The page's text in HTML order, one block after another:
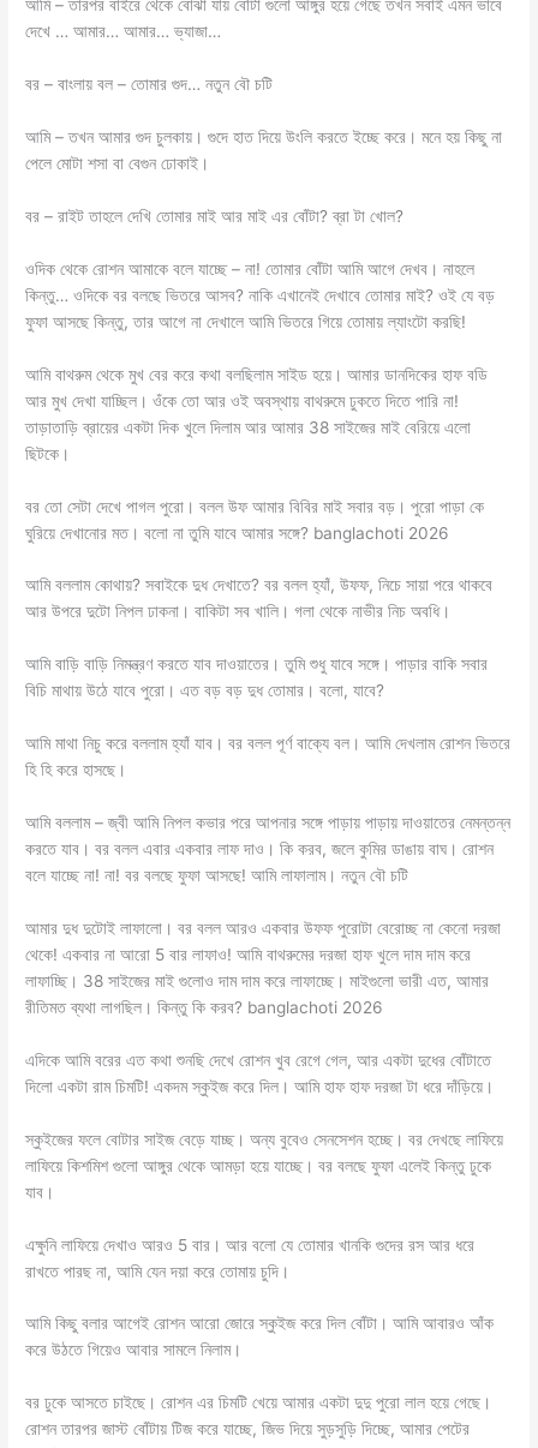
আমি – তারপর বাইরে থেকে বোঝা যায় বোঁটা গুলো আঙ্গুর হয়ে গেছে তখন সবাই এমন ভাবে
দেখে … আমার… আমার… ভ্যাজা…
বর – বাংলায় বল – তোমার গুদ… নতুন বৌ চটি
আমি – তখন আমার গুদ চুলকায়। গুদে হাত দিয়ে উংলি করতে ইচ্ছে করে। মনে হয় কিছু না
পেলে মোটা শসা বা বেগুন ঢোকাই।
বর – রাইট তাহলে দেখি তোমার মাই আর মাই এর বোঁটা? ব্রা টা খোল?
ওদিক থেকে রোশন আমাকে বলে যাচ্ছে – না! তোমার বোঁটা আমি আগে দেখব। নাহলে
কিন্তু… ওদিকে বর বলছে ভিতরে আসব? নাকি এখানেই দেখাবে তোমার মাই? ওই যে বড়
ফুফা আসছে কিন্তু, তার আগে না দেখালে আমি ভিতরে গিয়ে তোমায় ল্যাংটো করছি!
আমি বাথরুম থেকে মুখ বের করে কথা বলছিলাম সাইড হয়ে। আমার ডানদিকের হাফ বডি
আর মুখ দেখা যাচ্ছিল। ওঁকে তো আর ওই অবস্থায় বাথরুমে ঢুকতে দিতে পারি না!
তাড়াতাড়ি ব্রায়ের একটা দিক খুলে দিলাম আর আমার 38 সাইজের মাই বেরিয়ে এলো
ছিটকে।
বর তো সেটা দেখে পাগল পুরো। বলল উফ আমার বিবির মাই সবার বড়। পুরো পাড়া কে
ঘুরিয়ে দেখানোর মত। বলো না তুমি যাবে আমার সঙ্গে? banglachoti 2026
আমি বললাম কোথায়? সবাইকে দুধ দেখাতে? বর বলল হ্যাঁ, উফফ, নিচে সায়া পরে থাকবে
আর উপরে দুটো নিপল ঢাকনা। বাকিটা সব খালি। গলা থেকে নাভীর নিচ অবধি।
আমি বাড়ি বাড়ি নিমন্ত্রণ করতে যাব দাওয়াতের। তুমি শুধু যাবে সঙ্গে। পাড়ার বাকি সবার
বিচি মাথায় উঠে যাবে পুরো। এত বড় বড় দুধ তোমার। বলো, যাবে?
আমি মাথা নিচু করে বললাম হ্যাঁ যাব। বর বলল পূর্ণ বাক্যে বল। আমি দেখলাম রোশন ভিতরে
হি হি করে হাসছে।
আমি বললাম – জ্বী আমি নিপল কভার পরে আপনার সঙ্গে পাড়ায় পাড়ায় দাওয়াতের নেমন্তন্ন
করতে যাব। বর বলল এবার একবার লাফ দাও। কি করব, জলে কুমির ডাঙায় বাঘ। রোশন
বলে যাচ্ছে না! না! বর বলছে ফুফা আসছে! আমি লাফালাম। নতুন বৌ চটি
আমার দুধ দুটোই লাফালো। বর বলল আরও একবার উফফ পুরোটা বেরোচ্ছ না কেনো দরজা
থেকে! একবার না আরো 5 বার লাফাও! আমি বাথরুমের দরজা হাফ খুলে দাম দাম করে
লাফাচ্ছি। 38 সাইজের মাই গুলোও দাম দাম করে লাফাচ্ছে। মাইগুলো ভারী এত, আমার
রীতিমত ব্যথা লাগছিল। কিন্তু কি করব? banglachoti 2026
এদিকে আমি বরের এত কথা শুনছি দেখে রোশন খুব রেগে গেল, আর একটা দুধের বোঁটাতে
দিলো একটা রাম চিমটি! একদম স্কুইজ করে দিল। আমি হাফ হাফ দরজা টা ধরে দাঁড়িয়ে।
স্কুইজের ফলে বোটার সাইজ বেড়ে যাচ্ছ। অন্য বুবেও সেনসেশন হচ্ছে। বর দেখছে লাফিয়ে
লাফিয়ে কিশমিশ গুলো আঙ্গুর থেকে আমড়া হয়ে যাচ্ছে। বর বলছে ফুফা এলেই কিন্তু ঢুকে
যাব।
এক্ষুনি লাফিয়ে দেখাও আরও 5 বার। আর বলো যে তোমার খানকি গুদের রস আর ধরে
রাখতে পারছ না, আমি যেন দয়া করে তোমায় চুদি।
আমি কিছু বলার আগেই রোশন আরো জোরে স্কুইজ করে দিল বোঁটা। আমি আবারও আঁক
করে উঠতে গিয়েও আবার সামলে নিলাম।
বর ঢুকে আসতে চাইছে। রোশন এর চিমটি খেয়ে আমার একটা দুদু পুরো লাল হয়ে গেছে।
রোশন তারপর জাস্ট বোঁটায় টিজ করে যাচ্ছে, জিভ দিয়ে সুড়সুড়ি দিচ্ছে, আমার পেটের